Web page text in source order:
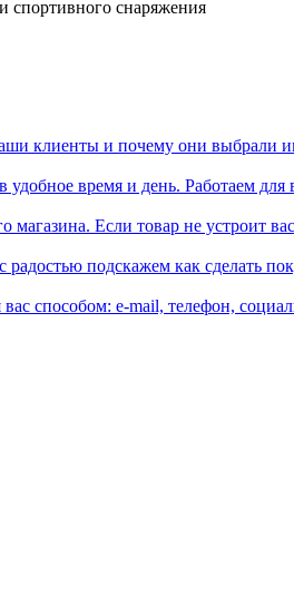
спортивного снаряжения
клиенты и почему они выбрали
время и день. Работаем для
Если товар не устроит
подскажем как сделать
способом: e-mail, телефон,